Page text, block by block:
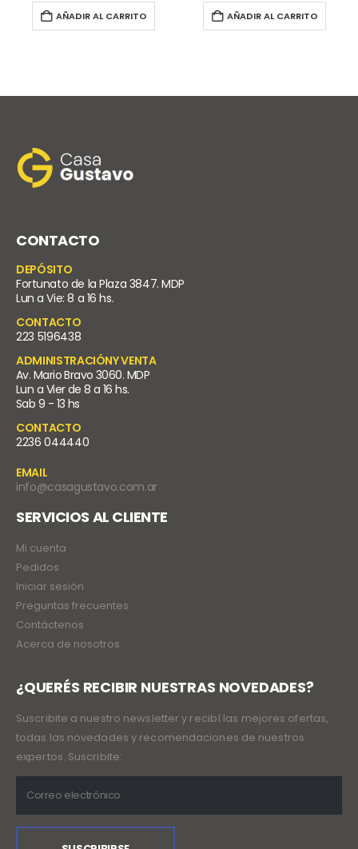
AÑADIR AL CARRITO AÑADIR AL CARRITO
CONTACTO
DEPÓSITO
Fortunato de la Plaza 3847. MDP
Lun a Vie: 8 a 16 hs.
CONTACTO
223 5196438
ADMINISTRACIÓNY VENTA
Av. Mario Bravo 3060. MDP
Lun a Vier de 8 a 16 hs.
Sab 9 - 13 hs
CONTACTO
2236 044440
EMAIL
info@casagustavo.com.ar
SERVICIOS AL CLIENTE
Mi cuenta
Pedidos
Iniciar sesión
Preguntas frecuentes
Contáctenos
Acerca de nosotros
¿QUERÉS RECIBIR NUESTRAS NOVEDADES?
Suscribite a nuestro newsletter y recibí las mejores ofertas,
todas las novedades y recomendaciones de nuestros
expertos. Suscribite: